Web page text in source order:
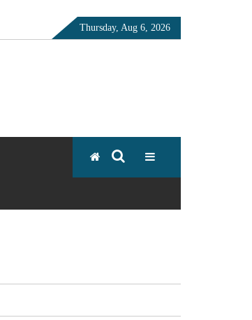
Thursday, Aug 6, 2026